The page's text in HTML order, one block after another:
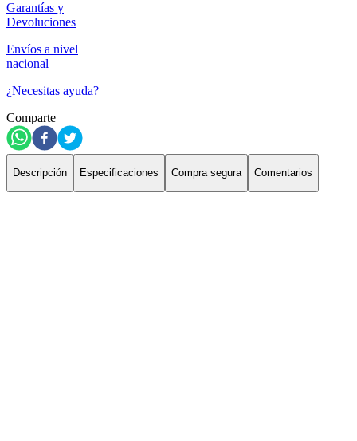
Garantías y
Devoluciones
Envíos a nivel
nacional
¿Necesitas ayuda?
Comparte
Descripción Especificaciones Compra segura Comentarios